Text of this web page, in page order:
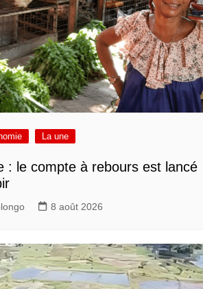
La une
: le compte à rebours est lancé
8 août 2026